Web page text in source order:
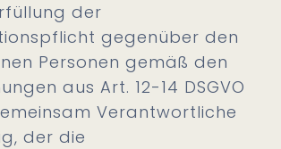
der
gegenüber den
Personen gemäß den
aus Art. 12-14 DSGVO
Verantwortliche
der die